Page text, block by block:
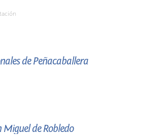
de Peñacaballera
Miguel de Robledo